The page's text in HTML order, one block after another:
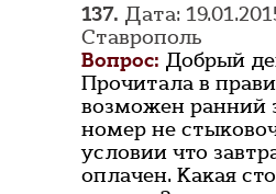
137. Дата:
Ставрополь
Вопрос: Добрый
Прочитала в
возможен ранний
номер не
условии что
оплачен. Какая